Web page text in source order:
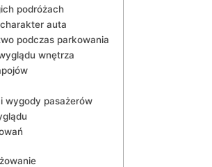
‌podróżach
auta
podczas parkowania
wnętrza
wygody​ pasażerów